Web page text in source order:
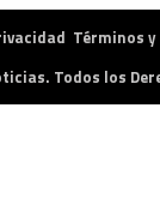
Términos
Todos los